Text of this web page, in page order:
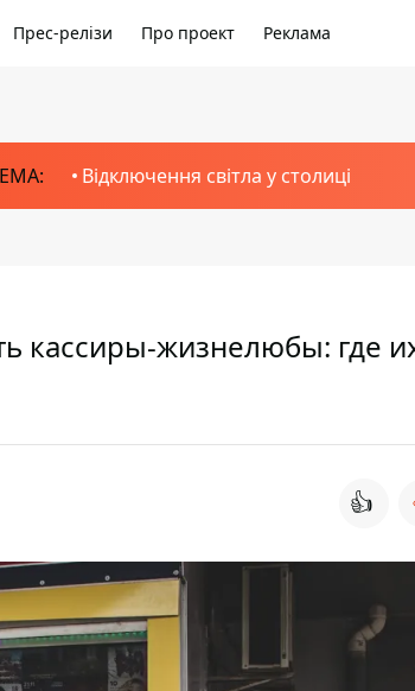
Прес-релізи Про проект Реклама
Відключення світла у столиці
кассиры-жизнелюбы: где
👍